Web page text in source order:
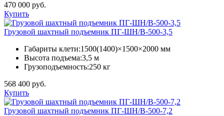
470 000 руб.
Купить
Грузовой шахтный подъемник ПГ-ШН/В-500-3,5
Габариты клети:1500(1400)×1500×2000 мм
Высота подъема:3,5 м
Грузоподъемность:250 кг
568 400 руб.
Купить
Грузовой шахтный подъемник ПГ-ШН/В-500-7,2